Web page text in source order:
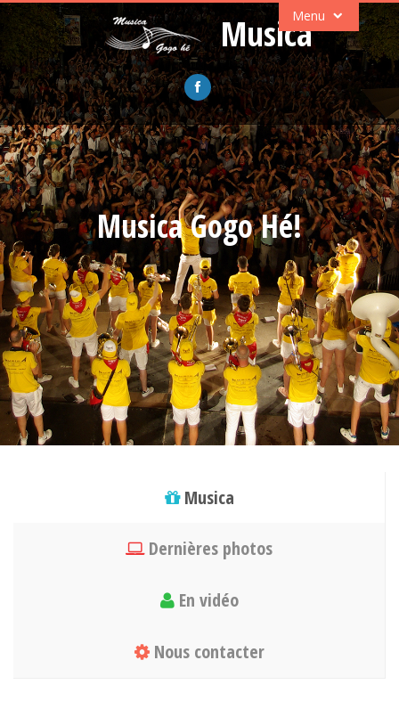
Menu
Musica
Musica Gogo Hé!
Musica
Dernières photos
En vidéo
Nous contacter